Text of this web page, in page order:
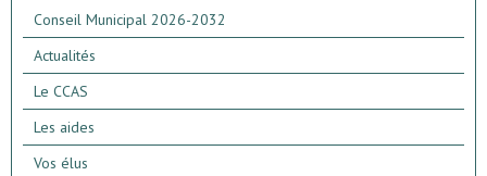
Conseil Municipal 2026-2032
Actualités
Le CCAS
Les aides
Vos élus